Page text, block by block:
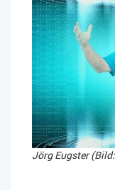
Jörg Eugster